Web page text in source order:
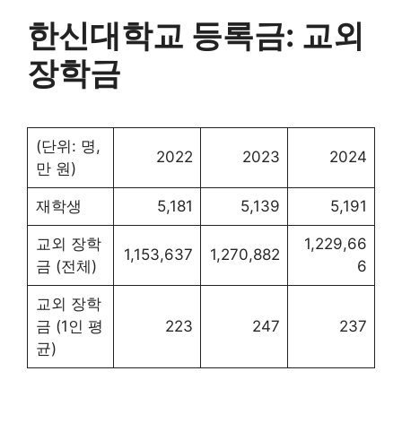
한신대학교 등록금: 교외
장학금
(단위: 명,
만 원)
2022 2023 2024
재학생 5,181 5,139 5,191
교외 장학
금 (전체)
1,153,637 1,270,882
1,229,66
6
교외 장학
금 (1인 평
균)
223 247 237